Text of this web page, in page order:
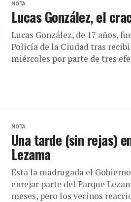
NOTA
Lucas González, el
Lucas González, de 17 años,
Policía de la Ciudad tras
miércoles por parte de tres
NOTA
Una tarde (sin rejas)
Lezama
Esta la madrugada el
enrejar parte del Parque
meses, pero los vecinos